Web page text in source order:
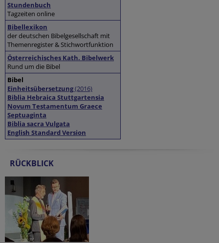
Stundenbuch
Tagzeiten online
Bibellexikon
der deutschen Bibelgesellschaft mit
Themenregister & Stichwortfunktion
Österreichisches Kath. Bibelwerk
Rund um die Bibel
Bibel
Einheitsübersetzung(2016)
Biblia Hebraica Stuttgartensia
Novum Testamentum Graece
Septuaginta
Biblia sacra Vulgata
English Standard Version
RÜCKBLICK